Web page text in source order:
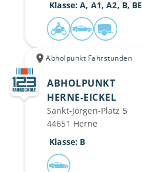
Klasse: A, A1, A2, B, BE
Abholpunkt Fahrstunden
ABHOLPUNKT
HERNE-EICKEL
Sankt-Jörgen-Platz 5
44651 Herne
Klasse: B